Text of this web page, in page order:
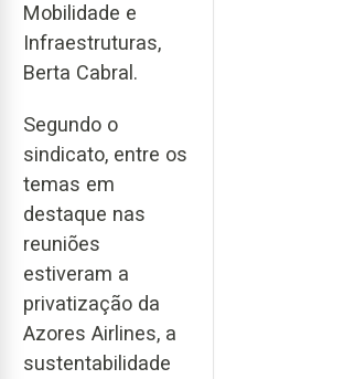
Mobilidade e
Infraestruturas,
Berta Cabral.
Segundo o
sindicato, entre os
temas em
destaque nas
reuniões
estiveram a
privatização da
Azores Airlines, a
sustentabilidade